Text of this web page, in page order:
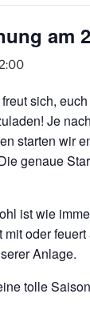
am
sich,
Je
starten wir
genaue
ist wie
mit oder
Anlage.
tolle